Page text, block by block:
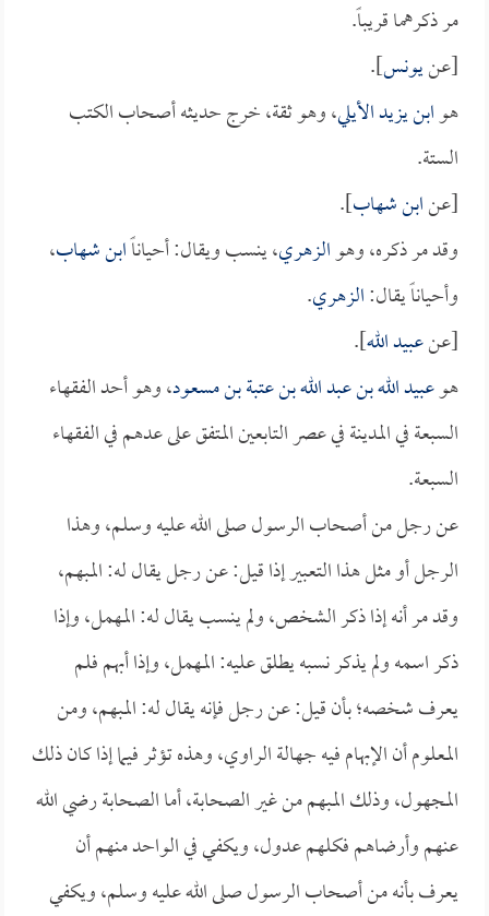
مر ذكرهما قريباً.
[عنيونس].
هوابن يزيد الأيلي، وهو ثقة، خرج حديثه أصحاب الكتب
الستة.
[عنابن شهاب].
وقد مر ذكره، وهوالزهري، ينسب ويقال: أحياناًابن شهاب،
وأحياناً يقال:الزهري.
[عنعبيد الله].
هوعبيد الله بن عبد الله بن عتبة بن مسعود، وهو أحد الفقهاء
السبعة في المدينة في عصر التابعين المتفق على عدهم في الفقهاء
السبعة.
عن رجل من أصحاب الرسول صلى الله عليه وسلم، وهذا
الرجل أو مثل هذا التعبير إذا قيل: عن رجل يقال له: المبهم،
وقد مر أنه إذا ذكر الشخص، ولم ينسب يقال له: المهمل، وإذا
ذكر اسمه ولم يذكر نسبه يطلق عليه: المهمل، وإذا أبهم فلم
يعرف شخصه؛ بأن قيل: عن رجل فإنه يقال له: المبهم، ومن
المعلوم أن الإبهام فيه جهالة الراوي، وهذه تؤثر فيما إذا كان ذلك
المجهول، وذلك المبهم من غير الصحابة، أما الصحابة رضي الله
عنهم وأرضاهم فكلهم عدول، ويكفي في الواحد منهم أن
يعرف بأنه من أصحاب الرسول صلى الله عليه وسلم، ويكفي